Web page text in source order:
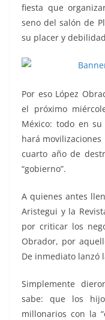
fiesta que
seno del salón de
su placer y
Por eso López
el próximo
México: todo en
hará
cuarto año de
“gobierno”.
A quienes antes
Aristegui y la
por criticar los
Obrador, por
De inmediato lanzó
Simplemente
sabe: que los
millonarios con la